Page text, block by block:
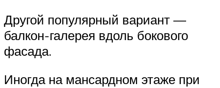
Другой популярный вариант —
балкон-галерея вдоль бокового
фасада.
Иногда на мансардном этаже при